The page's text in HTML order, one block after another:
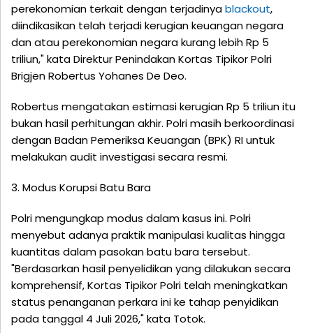
perekonomian terkait dengan terjadinyablackout,
diindikasikan telah terjadi kerugian keuangan negara
dan atau perekonomian negara kurang lebih Rp 5
triliun," kata Direktur Penindakan Kortas Tipikor Polri
Brigjen Robertus Yohanes De Deo.
Robertus mengatakan estimasi kerugian Rp 5 triliun itu
bukan hasil perhitungan akhir. Polri masih berkoordinasi
dengan Badan Pemeriksa Keuangan (BPK) RI untuk
melakukan audit investigasi secara resmi.
3. Modus Korupsi Batu Bara
Polri mengungkap modus dalam kasus ini. Polri
menyebut adanya praktik manipulasi kualitas hingga
kuantitas dalam pasokan batu bara tersebut.
"Berdasarkan hasil penyelidikan yang dilakukan secara
komprehensif, Kortas Tipikor Polri telah meningkatkan
status penanganan perkara ini ke tahap penyidikan
pada tanggal 4 Juli 2026," kata Totok.